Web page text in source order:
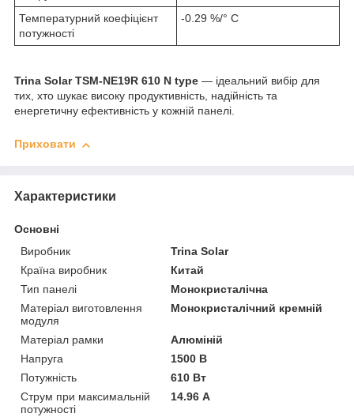
Температурний коефіцієнт
потужності
-0.29 %/° С
Trina Solar TSM-NE19R 610 N type — ідеальний вибір для
тих, хто шукає високу продуктивність, надійність та
енергетичну ефективність у кожній панелі.
Приховати
Характеристики
Основні
Виробник
Trina Solar
Країна виробник
Китай
Тип панелі
Монокристалічна
Матеріал виготовлення
модуля
Монокристалічний кремній
Матеріал рамки
Алюміній
Напруга
1500 В
Потужність
610 Вт
Струм при максимальній
потужності
14.96 А